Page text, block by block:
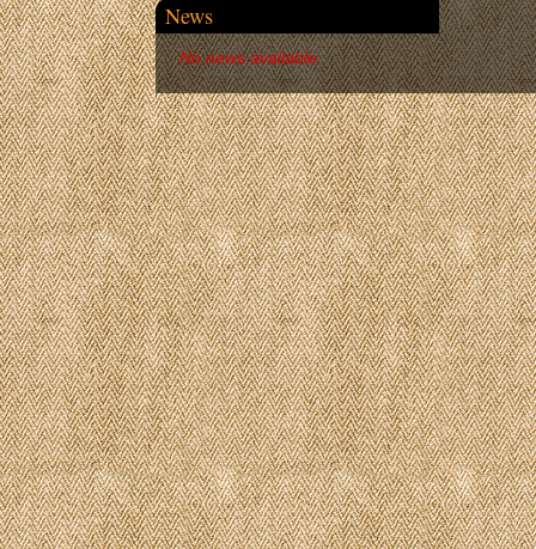
News
No news available.